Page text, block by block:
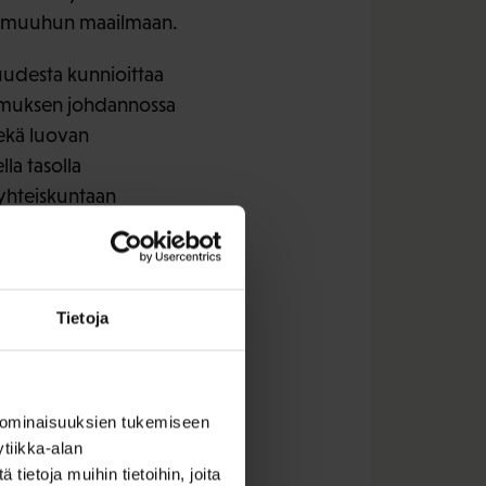
Tietoja
tukemiseen
alan
tietoja muihin tietoihin, joita
maailmaan.
kunnioittaa
johdannossa
luovan
tasolla